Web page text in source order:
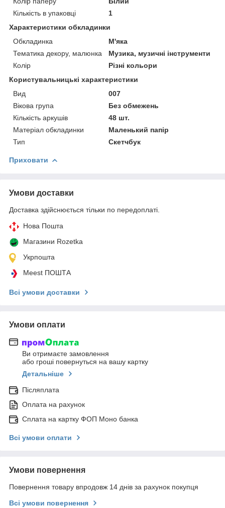
Кількість в упаковці
1
Характеристики обкладинки
Обкладинка
М'яка
Тематика декору, малюнка
Музика, музичні інструменти
Колір
Різні кольори
Користувальницькі характеристики
Вид
007
Вікова група
Без обмежень
Кількість аркушів
48 шт.
Матеріал обкладинки
Маленький папір
Тип
Скетчбук
Приховати
Умови доставки
Доставка здійснюється тільки по передоплаті.
Нова Пошта
Магазини Rozetka
Укрпошта
Meest ПОШТА
Всі умови доставки
Умови оплати
Ви отримаєте замовлення
або гроші повернуться на вашу картку
Детальніше
Післяплата
Оплата на рахунок
Сплата на картку ФОП Моно банка
Всі умови оплати
Умови повернення
Повернення товару впродовж 14 днів за рахунок покупця
Всі умови повернення